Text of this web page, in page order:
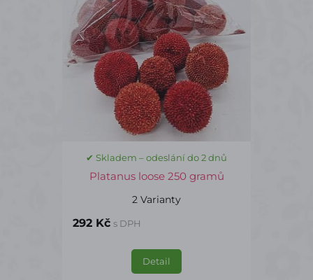
✔ Skladem – odeslání do 2 dnů
Platanus loose 250 gramů
2 Varianty
292 Kč s DPH
Detail